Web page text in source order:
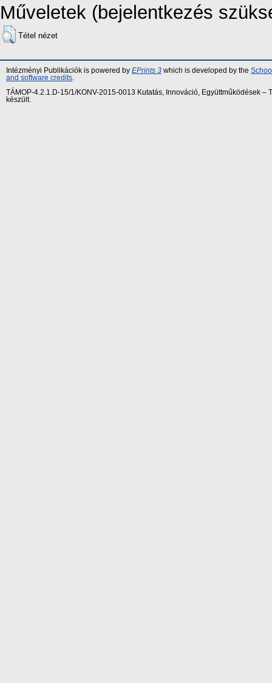
Műveletek (bejelentkezés
Tétel nézet
Intézményi Publikációk is powered by EPrints 3 which is developed by the
and software credits
TÁMOP-4.2.1.D-15/1/KONV-2015-0013 Kutatás, Innováció, Együttműködések
készült.